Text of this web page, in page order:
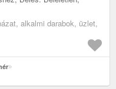
alkalmi darabok, üzlet,